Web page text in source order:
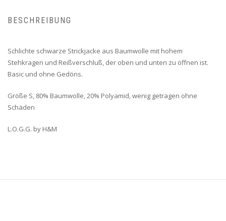
BESCHREIBUNG
Schlichte schwarze Strickjacke aus Baumwolle mit hohem
Stehkragen und Reißverschluß, der oben und unten zu öffnen ist.
Basic und ohne Gedöns.
Größe S, 80% Baumwolle, 20% Polyamid, wenig getragen ohne
Schäden
L.O.G.G. by H&M